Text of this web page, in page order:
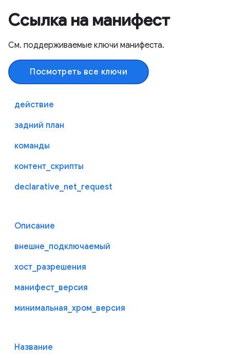
Ссылка на манифест
См. поддерживаемые ключи манифеста.
Посмотреть все ключи
действие
задний план
команды
контент_скрипты
declarative_net_request
Описание
внешне_подключаемый
хост_разрешения
манифест_версия
минимальная_хром_версия
Название